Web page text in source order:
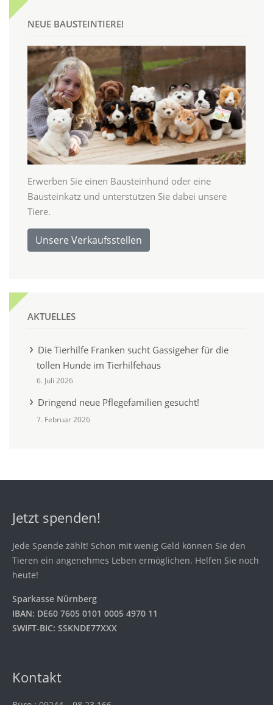
NEUE BAUSTEINTIERE!
Erwerben Sie einen Bausteinhund oder eine
Bausteinkatz und unterstützen Sie dabei unsere
Tiere.
Unsere Verkaufsstellen
AKTUELLES
Die Tierhilfe Franken sucht Gassigeher für die
tollen Hunde im Tierhilfehaus
6. Juli 2026
Dringend neue Pflegefamilien gesucht!
7. Februar 2026
Jetzt spenden!
Jede Spende zählt! Schon mit wenig Geld können Sie den
Tieren ein angenehmes Leben ermöglichen. Helfen Sie noch
heute!
Sparkasse Nürnberg
IBAN: DE60 7605 0101 0005 4970 11
SWIFT-BIC: SSKNDE77XXX
Kontakt